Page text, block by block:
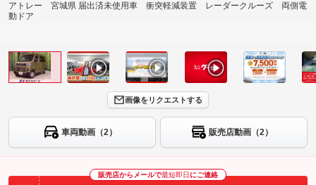
アトレー 宮城県 届出済未使用車 衝突軽減装置 レーダークルーズ 両側電
動ドア
画像をリクエストする
車両動画（2） 販売店動画（2）
販売店からメールで最短即日 にご連絡